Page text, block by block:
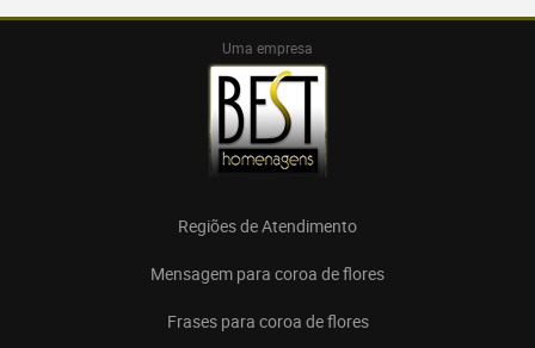
Uma empresa
Regiões de Atendimento
Mensagem para coroa de flores
Frases para coroa de flores